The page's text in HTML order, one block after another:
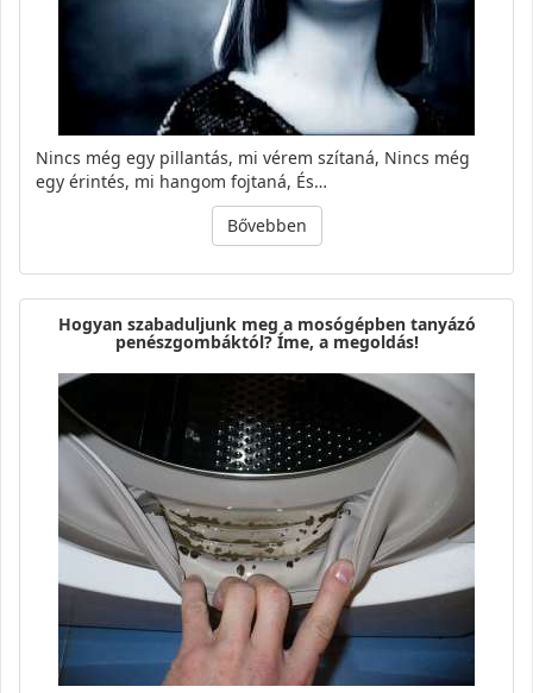
Nincs még egy pillantás, mi vérem szítaná, Nincs még
egy érintés, mi hangom fojtaná, És…
Bővebben
Hogyan szabaduljunk meg a mosógépben tanyázó
penészgombáktól? Íme, a megoldás!